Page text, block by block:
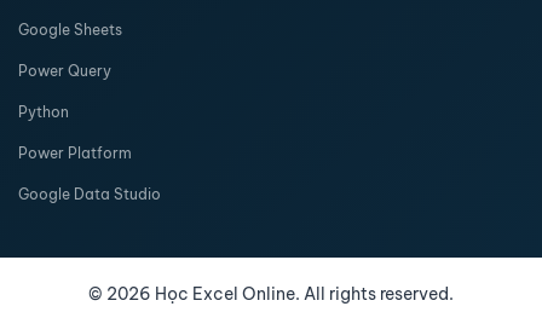
Google Sheets
Power Query
Python
Power Platform
Google Data Studio
© 2026 Học Excel Online. All rights reserved.